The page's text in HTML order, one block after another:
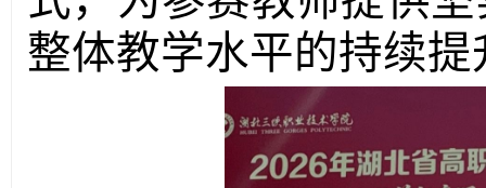
整体教学水平的持续提